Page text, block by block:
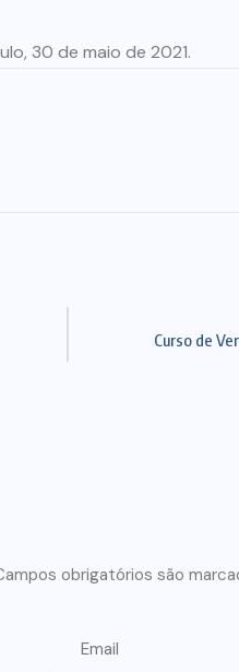
30 de maio de 2021.
Curso de
obrigatórios são